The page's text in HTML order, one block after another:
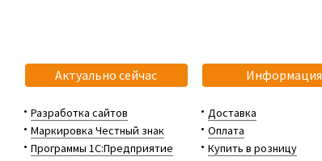
Актуально сейчас
Разработка сайтов
Маркировка Честный знак
Программы 1С:Предприятие
Информация
Доставка
Оплата
Купить в розницу